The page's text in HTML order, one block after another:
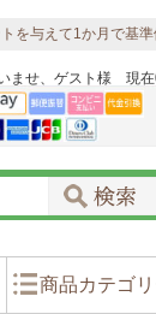
を与えて1か月で基準
ませ、ゲスト様 現在
商品カテゴ